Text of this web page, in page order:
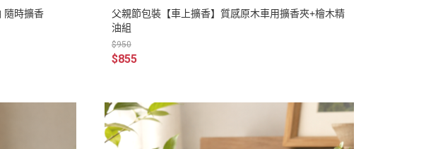
隨時擴香
父親節包裝【車上擴香】質感原木車用擴香夾+檜木精
油組
$950
$855